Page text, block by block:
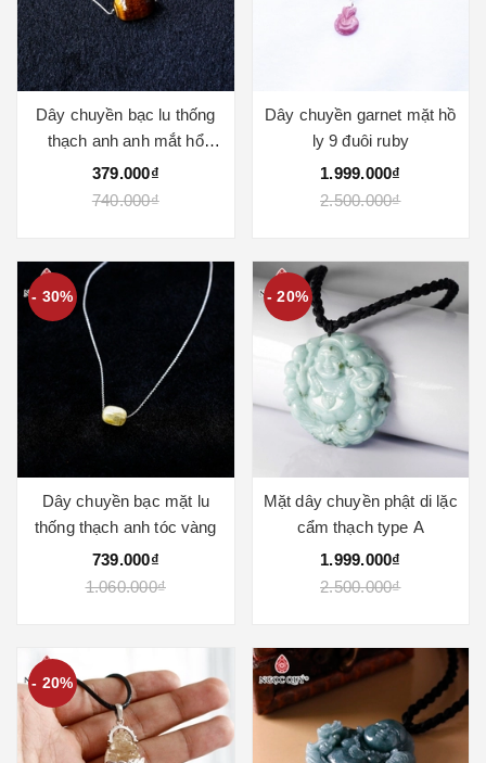
Dây chuyền bạc lu thống
thạch anh anh mắt hổ
vàng nâu
379.000₫
740.000₫
Dây chuyền garnet mặt hồ
ly 9 đuôi ruby
1.999.000₫
2.500.000₫
- 30%
Dây chuyền bạc mặt lu
thống thạch anh tóc vàng
739.000₫
1.060.000₫
- 20%
Mặt dây chuyền phật di lặc
cẩm thạch type A
1.999.000₫
2.500.000₫
- 20%